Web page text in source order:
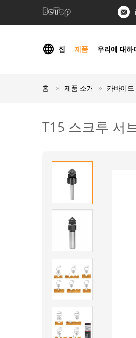
집 제품 우리에 대하
홈 제품 소개 카바이
T15 스크루 서